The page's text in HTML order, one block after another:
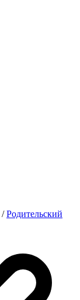
/ Родительский